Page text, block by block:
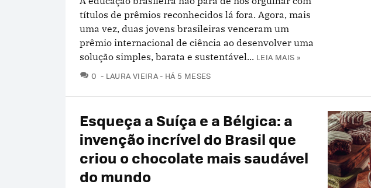
títulos de prêmios reconhecidos lá fora. Agora, mais
uma vez, duas jovens brasileiras venceram um
prêmio internacional de ciência ao desenvolver uma
solução simples, barata e sustentável... LEIA MAIS »
0 COMENTÁRIOS
LAURA VIEIRA HÁ 5 MESES
Esqueça a Suíça e a Bélgica: a
invenção incrível do Brasil que
criou o chocolate mais saudável
do mundo